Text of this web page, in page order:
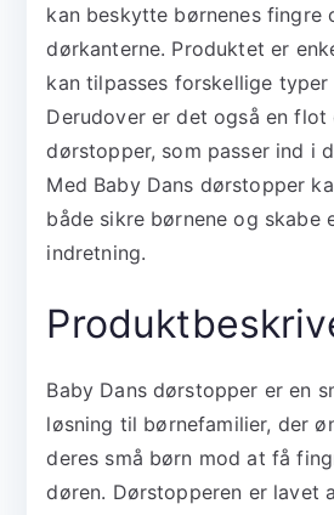
kan beskytte børnenes fingre
dørkanterne. Produktet er
kan tilpasses forskellige typer
Derudover er det også en flot
dørstopper, som passer ind i
Med Baby Dans dørstopper
både sikre børnene og skabe
indretning.
Baby Dans dørstopper er en
løsning til børnefamilier, der
deres små børn mod at få
døren. Dørstopperen er lavet